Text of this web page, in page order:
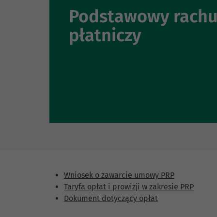
Podstawowy
płatniczy
Wniosek o zawarcie umowy PRP
Taryfa opłat i prowizji w zakresie PRP
Dokument dotyczący opłat